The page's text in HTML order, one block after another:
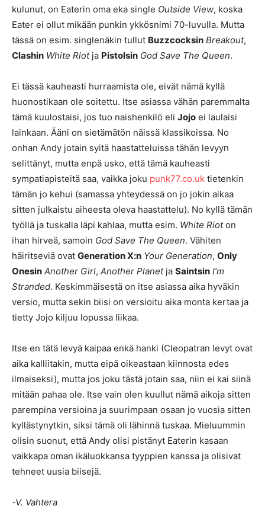
kulunut, on Eaterin oma eka single Outside View, koska
Eater ei ollut mikään punkin ykkösnimi 70-luvulla. Mutta
tässä on esim. singlenäkin tullut Buzzcocksin Breakout,
Clashin White Riotja Pistolsin God Save The Queen.
Ei tässä kauheasti hurraamista ole, eivät nämä kyllä
huonostikaan ole soitettu. Itse asiassa vähän paremmalta
tämä kuulostaisi, jos tuo naishenkilö eli Jojo ei laulaisi
lainkaan. Ääni on sietämätön näissä klassikoissa. No
onhan Andy jotain syitä haastatteluissa tähän levyyn
selittänyt, mutta enpä usko, että tämä kauheasti
sympatiapisteitä saa, vaikka joku punk77.co.uk tietenkin
tämän jo kehui (samassa yhteydessä on jo jokin aikaa
sitten julkaistu aiheesta oleva haastattelu). No kyllä tämän
työllä ja tuskalla läpi kahlaa, mutta esim. White Rioton
ihan hirveä, samoin God Save The Queen. Vähiten
häiritseviä ovat Generation X:n Your Generation, Only
Onesin Another Girl, Another Planetja Saintsin I’m
Stranded. Keskimmäisestä on itse asiassa aika hyväkin
versio, mutta sekin biisi on versioitu aika monta kertaa ja
tietty Jojo kiljuu lopussa liikaa.
Itse en tätä levyä kaipaa enkä hanki (Cleopatran levyt ovat
aika kalliitakin, mutta eipä oikeastaan kiinnosta edes
ilmaiseksi), mutta jos joku tästä jotain saa, niin ei kai siinä
mitään pahaa ole. Itse vain olen kuullut nämä aikoja sitten
parempina versioina ja suurimpaan osaan jo vuosia sitten
kyllästynytkin, siksi tämä oli lähinnä tuskaa. Mieluummin
olisin suonut, että Andy olisi pistänyt Eaterin kasaan
vaikkapa oman ikäluokkansa tyyppien kanssa ja olisivat
tehneet uusia biisejä.
-V. Vahtera